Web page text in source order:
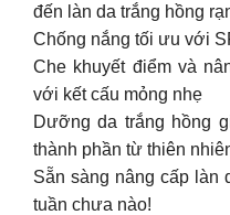
đến làn da trắng hồng
Chống nắng tối ưu với
Che khuyết điểm và
với kết cấu mỏng nhẹ
Dưỡng da trắng hồng
thành phần từ thiên
Sẵn sàng nâng cấp làn
tuần chưa nào!